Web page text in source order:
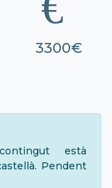
3300€
està
Pendent